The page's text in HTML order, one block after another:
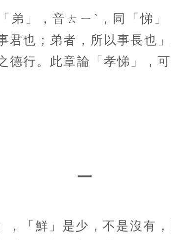
弟」，音ㄊㄧˋ，同「悌
君也；弟者，所以事長也
德行。此章論「孝悌」，
一
，「鮮」是少，不是沒有